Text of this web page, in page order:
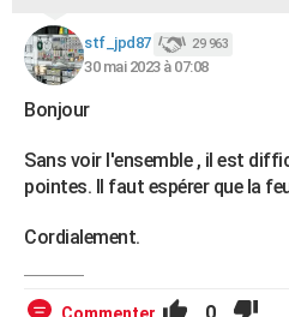
AVIS DE DÉCÈS
FORUM
Bricolage
Lifestyle
Culture
Sport
Auto
Television
Voyage
Cinema
stf_jpd87 29 963
30 mai 2023 à 07:08
Bonjour
Sans voir l'ensemble , il est
pointes. Il faut espérer que la
Cordialement.